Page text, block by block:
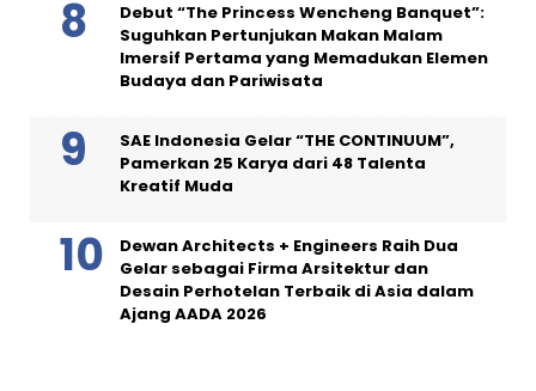
Debut “The Princess Wencheng Banquet”:
Suguhkan Pertunjukan Makan Malam
Imersif Pertama yang Memadukan Elemen
Budaya dan Pariwisata
SAE Indonesia Gelar “THE CONTINUUM”,
Pamerkan 25 Karya dari 48 Talenta
Kreatif Muda
Dewan Architects + Engineers Raih Dua
Gelar sebagai Firma Arsitektur dan
Desain Perhotelan Terbaik di Asia dalam
Ajang AADA 2026